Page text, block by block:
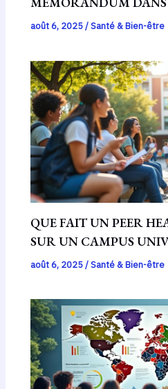
août 6, 2025/Santé & Bien-être
QUE FAIT UN PEER
SUR UN CAMPUS
août 6, 2025/Santé & Bien-être